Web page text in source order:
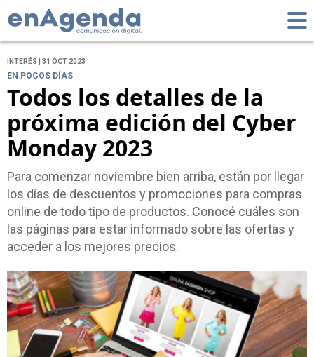
INTERÉS | 31 OCT 2023
EN POCOS DÍAS
Todos los detalles de la
próxima edición del Cyber
Monday 2023
Para comenzar noviembre bien arriba, están por llegar
los días de descuentos y promociones para compras
online de todo tipo de productos. Conocé cuáles son
las páginas para estar informado sobre las ofertas y
acceder a los mejores precios.